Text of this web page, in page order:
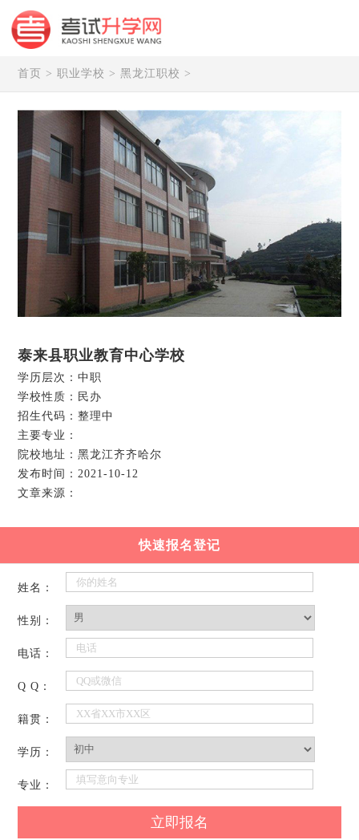
首页 >职业学校 >黑龙江职校 >
泰来县职业教育中心学校
学历层次：中职
学校性质：民办
招生代码：整理中
主要专业：
院校地址：黑龙江齐齐哈尔
发布时间：2021-10-12
文章来源：
快速报名登记
姓名：
性别：
电话：
Q Q：
籍贯：
学历：
专业：